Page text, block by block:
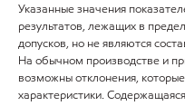
Указанные значения
результатов, лежащих в
допусков, но не являются
На обычном производстве и
возможны отклонения,
характеристики.